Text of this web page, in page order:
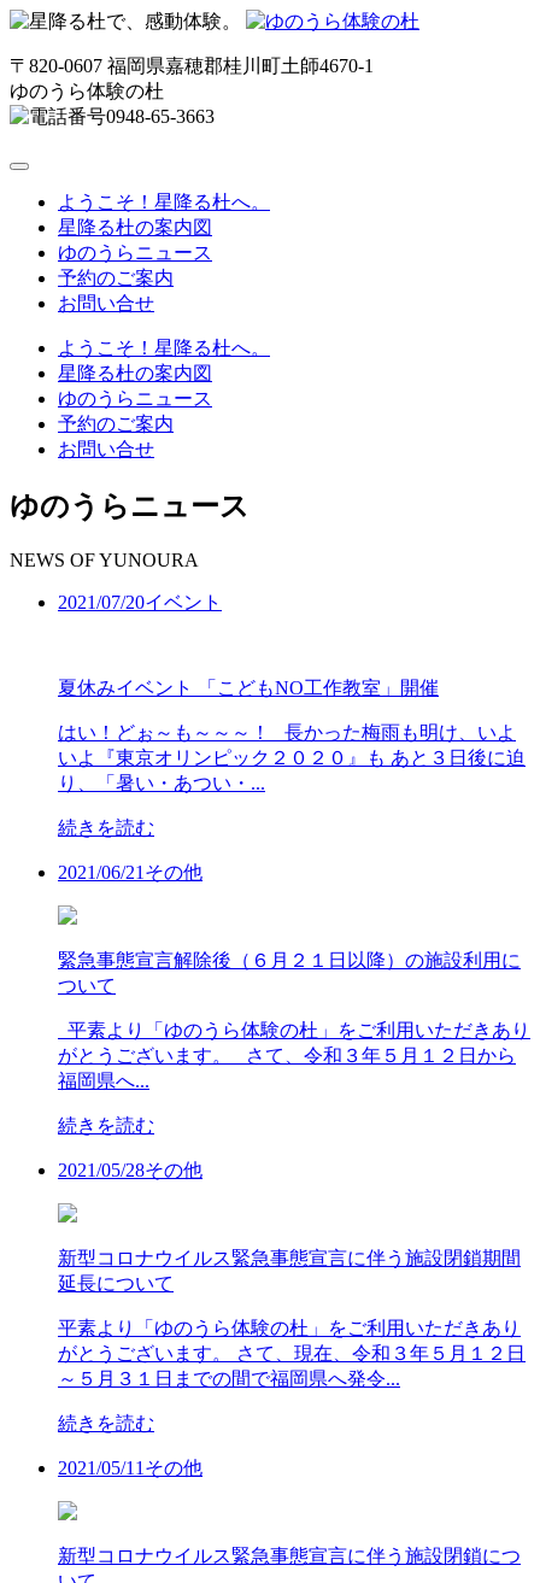
〒820-0607 福岡県嘉穂郡桂川町土師4670-1
ゆのうら体験の杜
0948-65-3663
toggle
navigationようこそ！星降る杜へ。
星降る杜の案内図
ゆのうらニュース
予約のご案内
お問い合せ
ようこそ！星降る杜へ。
星降る杜の案内図
ゆのうらニュース
予約のご案内
お問い合せ
ゆのうらニュース
NEWS OF YUNOURA
2021/07/20イベント
夏休みイベント 「こどもNO工作教室」開催
はい！どぉ～も～～～！ 長かった梅雨も明け、いよ
いよ『東京オリンピック２０２０』も あと３日後に迫
り、「暑い・あつい・...
続きを読む
2021/06/21 その他
緊急事態宣言解除後（６月２１日以降）の施設利用に
ついて
平素より「ゆのうら体験の杜」をご利用いただきあり
がとうございます。 さて、令和３年５月１２日から
福岡県へ...
続きを読む
2021/05/28その他
新型コロナウイルス緊急事態宣言に伴う施設閉鎖期間
延長について
平素より「ゆのうら体験の杜」をご利用いただきあり
がとうございます。 さて、現在、令和３年５月１２日
～５月３１日までの間で福岡県へ発令...
続きを読む
2021/05/11 その他
新型コロナウイルス緊急事態宣言に伴う施設閉鎖につ